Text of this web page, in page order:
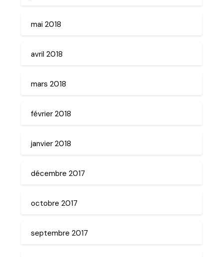
mai 2018
avril 2018
mars 2018
février 2018
janvier 2018
décembre 2017
octobre 2017
septembre 2017